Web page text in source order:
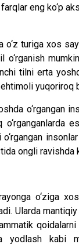
eng ko‘p
turiga xos
tilni erta
yuqoriroq
o‘rgangan
ongli ravishda
o‘ziga
Ularda
yodlash kabi